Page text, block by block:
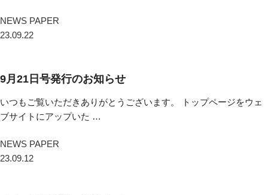
NEWS PAPER
23.09.22
9月21日号発行のお知らせ
いつもご覧いただきありがとうございます。 トップページをウェ
ブサイトにアップいた …
NEWS PAPER
23.09.12